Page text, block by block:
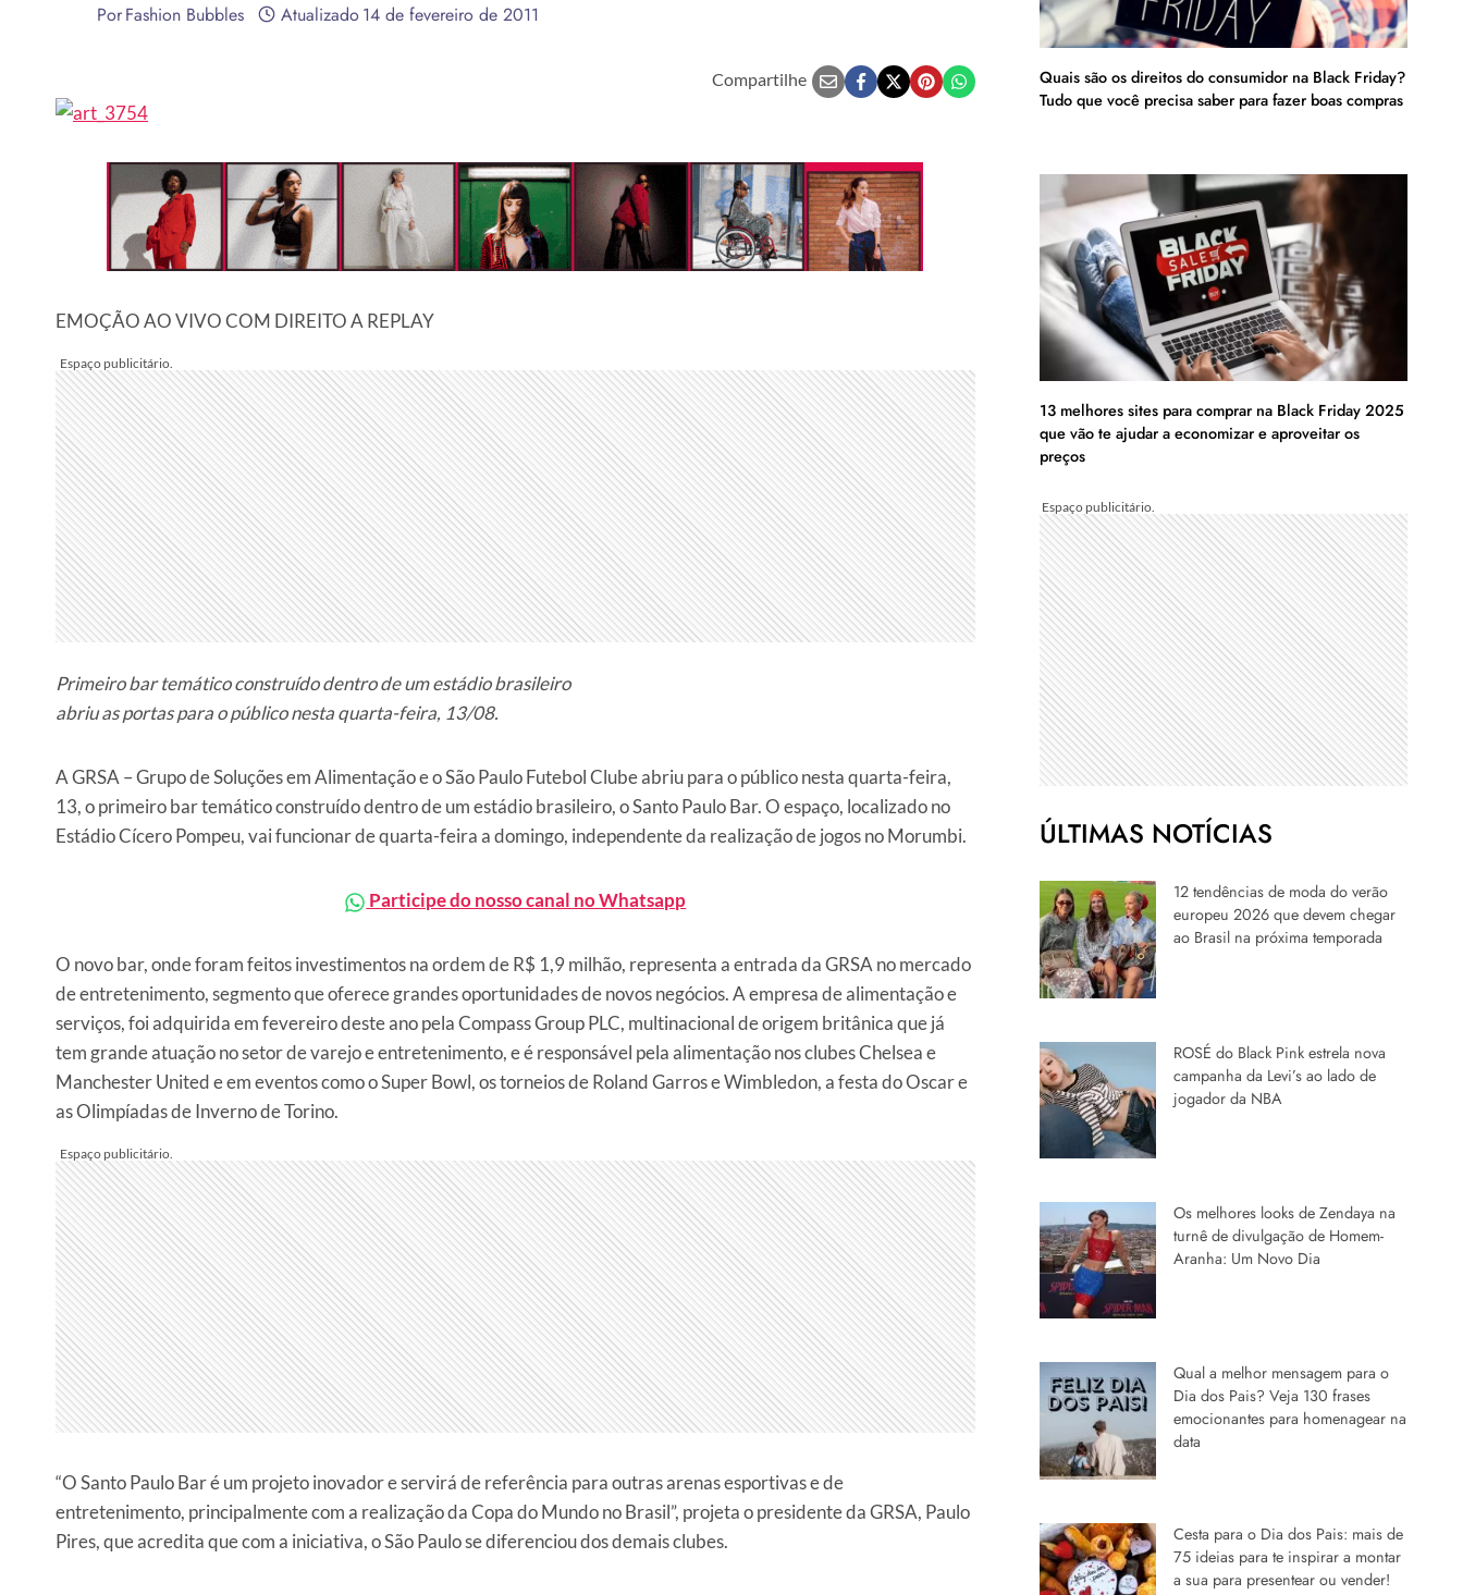
PorFashion Bubbles Atualizado14 de fevereiro de 2011
Compartilhe
EMOÇÃO AO VIVO COM DIREITO A REPLAY
Primeiro bar temático construído dentro de um estádio brasileiro
abriu as portas para o público nesta quarta-feira, 13/08.
A GRSA – Grupo de Soluções em Alimentação e o São Paulo Futebol Clube abriu para o público nesta quarta-feira,
13, o primeiro bar temático construído dentro de um estádio brasileiro, o Santo Paulo Bar. O espaço, localizado no
Estádio Cícero Pompeu, vai funcionar de quarta-feira a domingo, independente da realização de jogos no Morumbi.
Participe do nosso canal no Whatsapp
O novo bar, onde foram feitos investimentos na ordem de R$ 1,9 milhão, representa a entrada da GRSA no mercado
de entretenimento, segmento que oferece grandes oportunidades de novos negócios. A empresa de alimentação e
serviços, foi adquirida em fevereiro deste ano pela Compass Group PLC, multinacional de origem britânica que já
tem grande atuação no setor de varejo e entretenimento, e é responsável pela alimentação nos clubes Chelsea e
Manchester United e em eventos como o Super Bowl, os torneios de Roland Garros e Wimbledon, a festa do Oscar e
as Olimpíadas de Inverno de Torino.
“O Santo Paulo Bar é um projeto inovador e servirá de referência para outras arenas esportivas e de
entretenimento, principalmente com a realização da Copa do Mundo no Brasil”, projeta o presidente da GRSA, Paulo
Pires, que acredita que com a iniciativa, o São Paulo se diferenciou dos demais clubes.
Quais são os direitos do consumidor na Black Friday?
Tudo que você precisa saber para fazer boas compras
13 melhores sites para comprar na Black Friday 2025
que vão te ajudar a economizar e aproveitar os
preços
ÚLTIMAS NOTÍCIAS
12 tendências de moda do verão
europeu 2026 que devem chegar
ao Brasil na próxima temporada
ROSÉ do Black Pink estrela nova
campanha da Levi’s ao lado de
jogador da NBA
Os melhores looks de Zendaya na
turnê de divulgação de Homem-
Aranha: Um Novo Dia
Qual a melhor mensagem para o
Dia dos Pais? Veja 130 frases
emocionantes para homenagear na
data
Cesta para o Dia dos Pais: mais de
75 ideias para te inspirar a montar
a sua para presentear ou vender!